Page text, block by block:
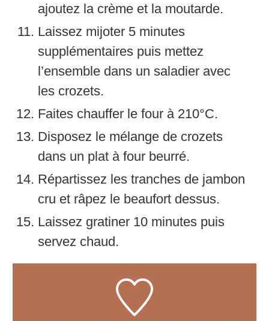
ajoutez la crème et la moutarde.
Laissez mijoter 5 minutes
supplémentaires puis mettez
l’ensemble dans un saladier avec
les crozets.
Faites chauffer le four à 210°C.
Disposez le mélange de crozets
dans un plat à four beurré.
Répartissez les tranches de jambon
cru et râpez le beaufort dessus.
Laissez gratiner 10 minutes puis
servez chaud.